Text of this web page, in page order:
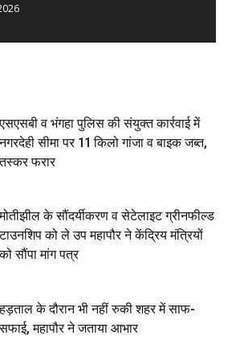
संचलन, 5 July 2026
मझौलिया में 1.24 क्विंटल गांजा के साथ बोलेरो ज़ब्त, दो
4 July 2026
जॉंच को सोना-चांदी दुकानों का एसडीपीओ और
ने किया निरीक्षण, 19 June 2026
सगे भाई ने मां के साथ मिलकर की भाई की हत्या, शव
दोनों गिरफ्तार, 14 June 2026
एसएसबी व भंगहा पुलिस की संयुक्त कार्रवाई में
नगरदेही सीमा पर 11 किलो गांजा व बाइक जब्त,
तस्कर फरार
मोतीझील के सौंदर्यीकरण व सेटेलाइट ग्रीनफील्ड
टाउनशिप को ले उप महापौर ने केंद्रिय मंत्रियों
को सौंपा मांग पत्र
हड़ताल के दौरान भी नहीं रुकी शहर में साफ-
सफाई, महापौर ने जताया आभार